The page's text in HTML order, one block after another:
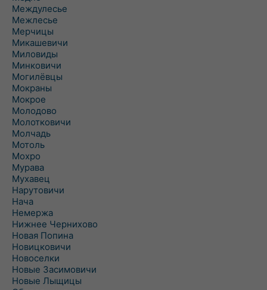
Междулесье
Межлесье
Мерчицы
Микашевичи
Миловиды
Минковичи
Могилёвцы
Мокраны
Мокрое
Молодово
Молотковичи
Молчадь
Мотоль
Мохро
Мурава
Мухавец
Нарутовичи
Нача
Немержа
Нижнее Чернихово
Новая Попина
Новицковичи
Новоселки
Новые Засимовичи
Новые Лыщицы